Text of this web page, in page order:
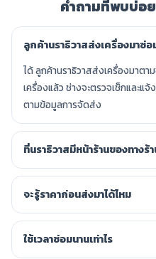
คำถามที่พบบ่อ
ลูกค้านราธิวาสส่งเครื่องมาซ่อ
ได้ ลูกค้านราธิวาสส่งเครื่องมาตา
เครื่องแล้ว ช่างจะตรวจเช็กและแ
ตามข้อมูลการจัดส่ง
ที่นราธิวาสมีหน้าร้านของทางร้
จะรู้ราคาก่อนส่งมาได้ไหม
ใช้เวลาซ่อมนานเท่าไร